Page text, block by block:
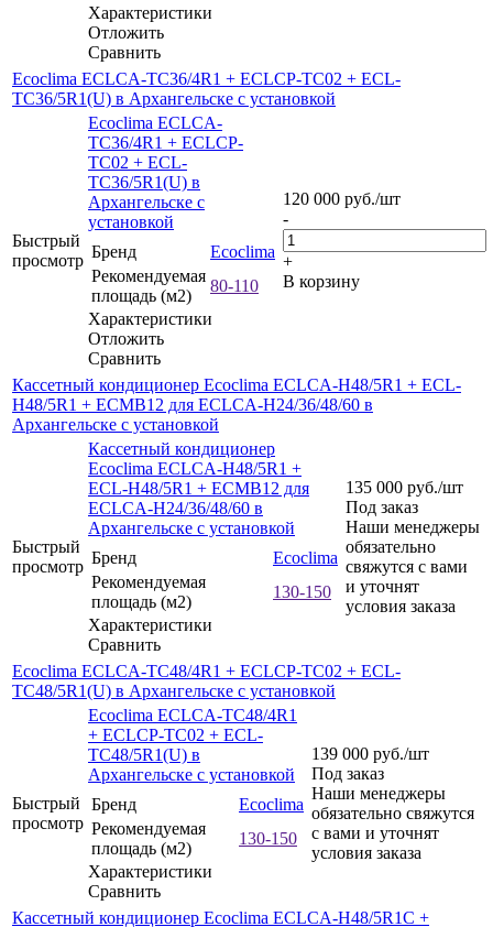
Характеристики
Отложить
Сравнить
Ecoclima ECLCA-TC36/4R1 + ECLCP-TC02 + ECL-
TC36/5R1(U) в Архангельске с установкой
Быстрый
просмотр
Ecoclima ECLCA-
TC36/4R1 + ECLCP-
TC02 + ECL-
TC36/5R1(U) в
Архангельске с
установкой
Бренд
Ecoclima
Рекомендуемая
площадь (м2)
80-110
Характеристики
Отложить
Сравнить
120 000 руб./шт
-
+
В корзину
Кассетный кондиционер Ecoclima ECLCA-H48/5R1 + ECL-
H48/5R1 + ECMB12 для ECLCA-H24/36/48/60 в
Архангельске с установкой
Быстрый
просмотр
Кассетный кондиционер
Ecoclima ECLCA-H48/5R1 +
ECL-H48/5R1 + ECMB12 для
ECLCA-H24/36/48/60 в
Архангельске с установкой
Бренд
Ecoclima
Рекомендуемая
площадь (м2)
130-150
Характеристики
Сравнить
135 000 руб./шт
Под заказ
Наши менеджеры
обязательно
свяжутся с вами
и уточнят
условия заказа
Ecoclima ECLCA-TC48/4R1 + ECLCP-TC02 + ECL-
TC48/5R1(U) в Архангельске с установкой
Быстрый
просмотр
Ecoclima ECLCA-TC48/4R1
+ ECLCP-TC02 + ECL-
TC48/5R1(U) в
Архангельске с установкой
Бренд
Ecoclima
Рекомендуемая
площадь (м2)
130-150
Характеристики
Сравнить
139 000 руб./шт
Под заказ
Наши менеджеры
обязательно свяжутся
с вами и уточнят
условия заказа
Кассетный кондиционер Ecoclima ECLCA-H48/5R1C +